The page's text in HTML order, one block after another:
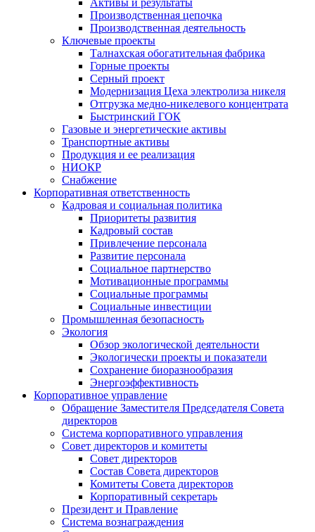
Активы и результаты
Производственная цепочка
Производственная деятельность
Ключевые проекты
Талнахская обогатительная фабрика
Горные проекты
Серный проект
Модернизация Цеха электролиза никеля
Отгрузка медно-никелевого концентрата
Быстринский ГОК
Газовые и энергетические активы
Транспортные активы
Продукция и ее реализация
НИОКР
Снабжение
Корпоративная ответственность
Кадровая и социальная политика
Приоритеты развития
Кадровый состав
Привлечение персонала
Развитие персонала
Социальное партнерство
Мотивационные программы
Социальные программы
Социальные инвестиции
Промышленная безопасность
Экология
Обзор экологической деятельности
Экологически проекты и показатели
Сохранение биоразнообразия
Энергоэффективность
Корпоративное управление
Обращение Заместителя Председателя Совета
директоров
Система корпоративного управления
Совет директоров и комитеты
Совет директоров
Состав Совета директоров
Комитеты Совета директоров
Корпоративный секретарь
Президент и Правление
Система вознаграждения